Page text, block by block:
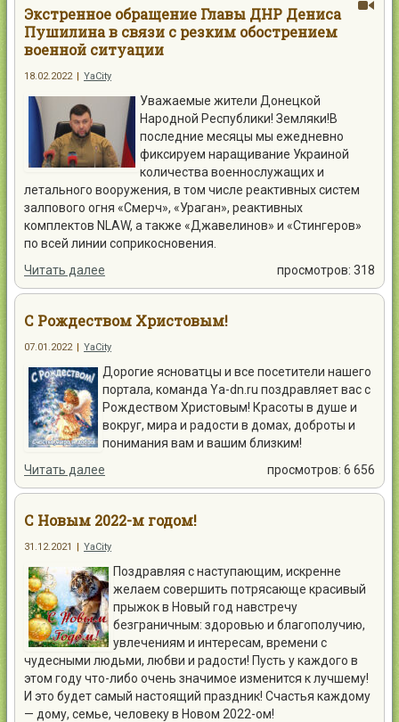
Экстренное обращение Главы ДНР Дениса
Пушилина в связи с резким обострением
военной ситуации
18.02.2022 | YaCity
Уважаемые жители Донецкой
Народной Республики! Земляки!В
последние месяцы мы ежедневно
фиксируем наращивание Украиной
количества военнослужащих и
летального вооружения, в том числе реактивных систем
залпового огня «Смерч», «Ураган», реактивных
комплектов NLAW, а также «Джавелинов» и «Стингеров»
по всей линии соприкосновения.
Читать далее
просмотров: 318
С Рождеством Христовым!
07.01.2022 | YaCity
Дорогие ясноватцы и все посетители нашего
портала, команда Ya-dn.ru поздравляет вас с
Рождеством Христовым! Красоты в душе и
вокруг, мира и радости в домах, доброты и
понимания вам и вашим близким!
Читать далее
просмотров: 6 656
С Новым 2022-м годом!
31.12.2021 | YaCity
Поздравляя с наступающим, искренне
желаем совершить потрясающе красивый
прыжок в Новый год навстречу
безграничным: здоровью и благополучию,
увлечениям и интересам, времени с
чудесными людьми, любви и радости! Пусть у каждого в
этом году что-либо очень значимое изменится к лучшему!
И это будет самый настоящий праздник! Счастья каждому
— дому, семье, человеку в Новом 2022-ом!